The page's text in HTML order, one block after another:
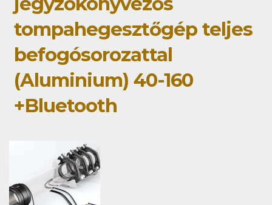
tompahegesztőgép teljes
befogósorozattal
(Aluminium) 40-160
+Bluetooth